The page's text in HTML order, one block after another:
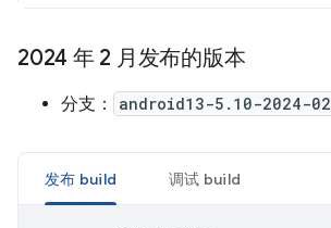
2024 年 2 月发布的版本
分支： android13-5.10-2024-02
发布 build 调试 build